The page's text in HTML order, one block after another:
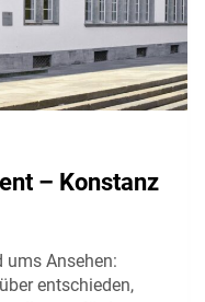
– Konstanz
ums Ansehen:
entschieden,